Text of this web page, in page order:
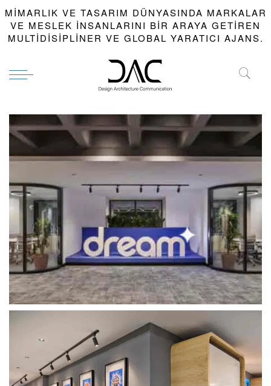
MIMARLIK VE TASARIM DÜNYASINDA MARKALAR
VE MESLEK INSANLARINI BIR ARAYA GETIREN
MULTIDISIPLINER VE GLOBAL YARATICI AJANS.